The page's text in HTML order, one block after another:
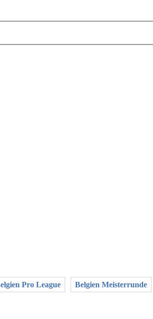
Pro League Belgien Meisterrunde